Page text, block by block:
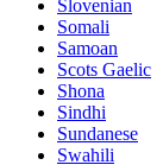
Slovenian
Somali
Samoan
Scots Gaelic
Shona
Sindhi
Sundanese
Swahili